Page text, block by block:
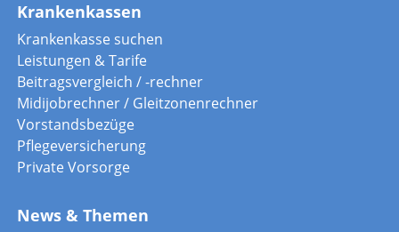
Krankenkassen
Krankenkasse suchen
Leistungen & Tarife
Beitragsvergleich / -rechner
Midijobrechner / Gleitzonenrechner
Vorstandsbezüge
Pflegeversicherung
Private Vorsorge
News & Themen